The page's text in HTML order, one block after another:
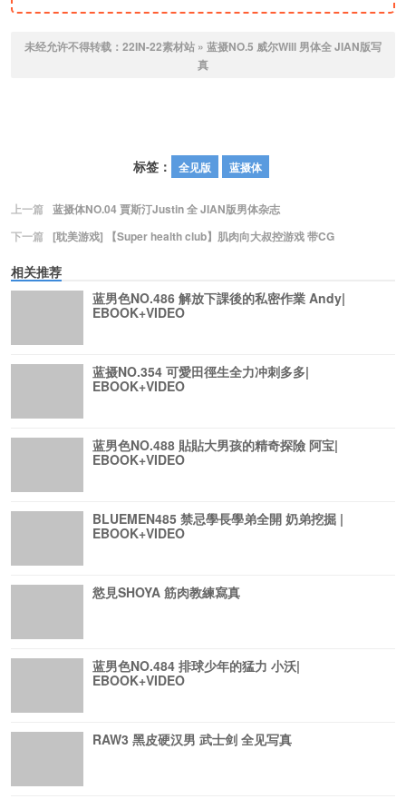
未经允许不得转载： 22IN-22素材站 » 蓝摄NO.5 威尔Will 男体全 JIAN版写
真
标签： 全见版 蓝摄体
上一篇 蓝摄体NO.04 賈斯汀Justin 全 JIAN版男体杂志
下一篇
[耽美游戏] 【Super health club】肌肉向大叔控游戏 带CG
相关推荐
蓝男色NO.486 解放下課後的私密作業 Andy|
EBOOK+VIDEO
蓝摄NO.354 可愛田徑生全力冲刺多多|
EBOOK+VIDEO
蓝男色NO.488 貼貼大男孩的精奇探險 阿宝|
EBOOK+VIDEO
BLUEMEN485 禁忌學長學弟全開 奶弟挖掘 |
EBOOK+VIDEO
慾見SHOYA 筋肉教練寫真
蓝男色NO.484 排球少年的猛力 小沃|
EBOOK+VIDEO
RAW3 黑皮硬汉男 武士剑 全见写真